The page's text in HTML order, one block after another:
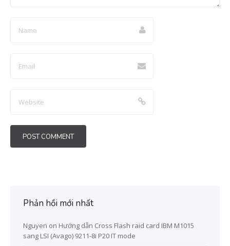
Phản hồi mới nhất
Nguyen on Hướng dẫn Cross Flash raid card IBM M1015
sang LSI (Avago) 9211-8i P20 IT mode